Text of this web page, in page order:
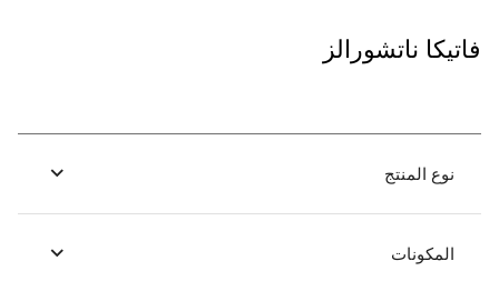
فاتيكا ناتشورالز
نوع المنتج
المكونات